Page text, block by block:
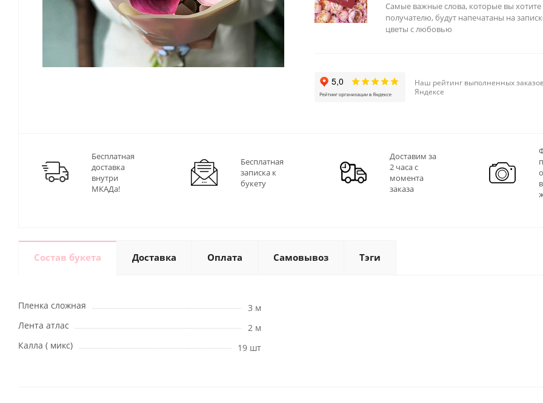
Самые важные слова, которые вы хотите
получателю, будут напечатаны на
цветы с любовью
Наш рейтинг выполненных
Яндексе
Бесплатная
доставка
внутри
МКАДа!
Бесплатная
записка к
букету
Доставим за
2 часа с
момента
заказа
Состав букета Доставка Оплата Самовывоз Тэги
Пленка сложная
3 м
Лента атлас
2 м
Калла ( микс)
19 шт